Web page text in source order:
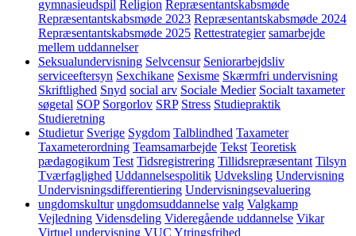
gymnasieudspil Religion Repræsentantskabsmøde
Repræsentantskabsmøde 2023 Repræsentantskabsmøde 2024
Repræsentantskabsmøde 2025 Rettestrategier samarbejde
mellem uddannelser
Seksualundervisning Selvcensur Seniorarbejdsliv
serviceeftersyn Sexchikane Sexisme Skærmfri undervisning
Skriftlighed Snyd social arv Sociale Medier Socialt taxameter
søgetal SOP Sorgorlov SRP Stress Studiepraktik
Studieretning
Studietur Sverige Sygdom Talblindhed Taxameter
Taxameterordning Teamsamarbejde Tekst Teoretisk
pædagogikum Test Tidsregistrering Tillidsrepræsentant Tilsyn
Tværfaglighed Uddannelsespolitik Udveksling Undervisning
Undervisningsdifferentiering Undervisningsevaluering
ungdomskultur ungdomsuddannelse valg Valgkamp
Vejledning Vidensdeling Videregående uddannelse Vikar
Virtuel undervisning VUC Ytringsfrihed